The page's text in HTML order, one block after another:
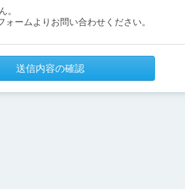
。
ームよりお問い合わせください。
送信内容の確認